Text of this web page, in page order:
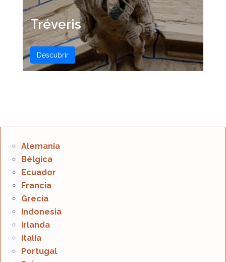
Tréveris
Descubrir
Alemania
Bélgica
Ecuador
Francia
Grecia
Indonesia
Irlanda
Italia
Portugal